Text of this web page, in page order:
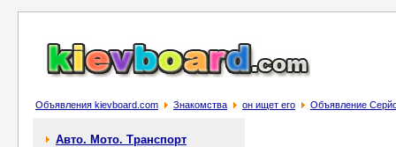
Объявления kievboard.com Знакомства он ищет его Объявление
Авто. Мото. Транспорт